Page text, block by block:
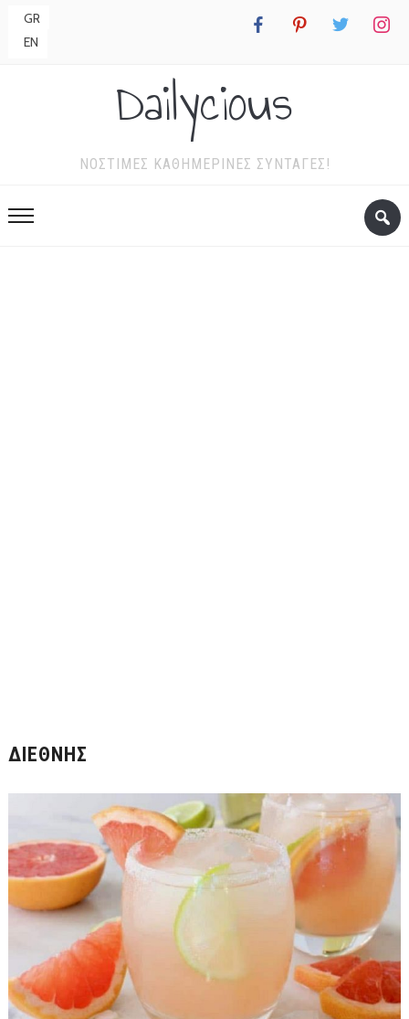
facebook pinterest twitter
GR
EN
Dailycious
ΝΌΣΤΙΜΕΣ ΚΑΘΗΜΕΡΙΝΈΣ ΣΥΝΤΑΓΈΣ!
ΔΙΕΘΝΉΣ